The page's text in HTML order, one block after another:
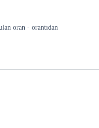
oran - orantıdan